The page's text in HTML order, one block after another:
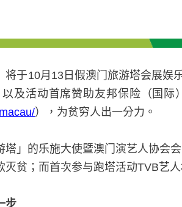
将于10月 13日假澳门旅游塔会展娱
及活动首席赞助友邦保险（国际
），为贫穷人出一分力。
」的乐施大使暨澳门演艺人协会
灭贫；而首次参与跑塔活动TVB艺
步